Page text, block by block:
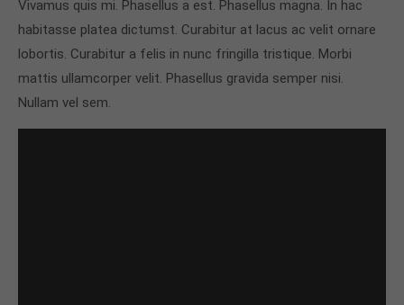
Vivamus quis mi. Phasellus a est. Phasellus magna. In hac
habitasse platea dictumst. Curabitur at lacus ac velit ornare
lobortis. Curabitur a felis in nunc fringilla tristique. Morbi
mattis ullamcorper velit. Phasellus gravida semper nisi.
Nullam vel sem.